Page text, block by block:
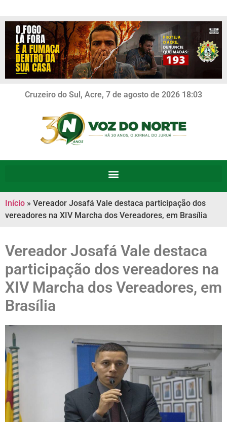
Cruzeiro do Sul, Acre, 7 de agosto de 2026 18:03
Início » Vereador Josafá Vale destaca participação dos
vereadores na XIV Marcha dos Vereadores, em Brasília
Vereador Josafá Vale destaca
participação dos vereadores na
XIV Marcha dos Vereadores, em
Brasília